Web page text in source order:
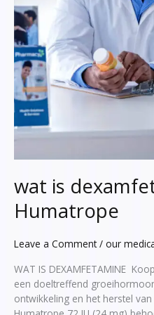
wat is
Humatrope
Leave a Comment / our
WAT IS DEXAMFETAMINE
een doeltreffend
ontwikkeling en het herstel